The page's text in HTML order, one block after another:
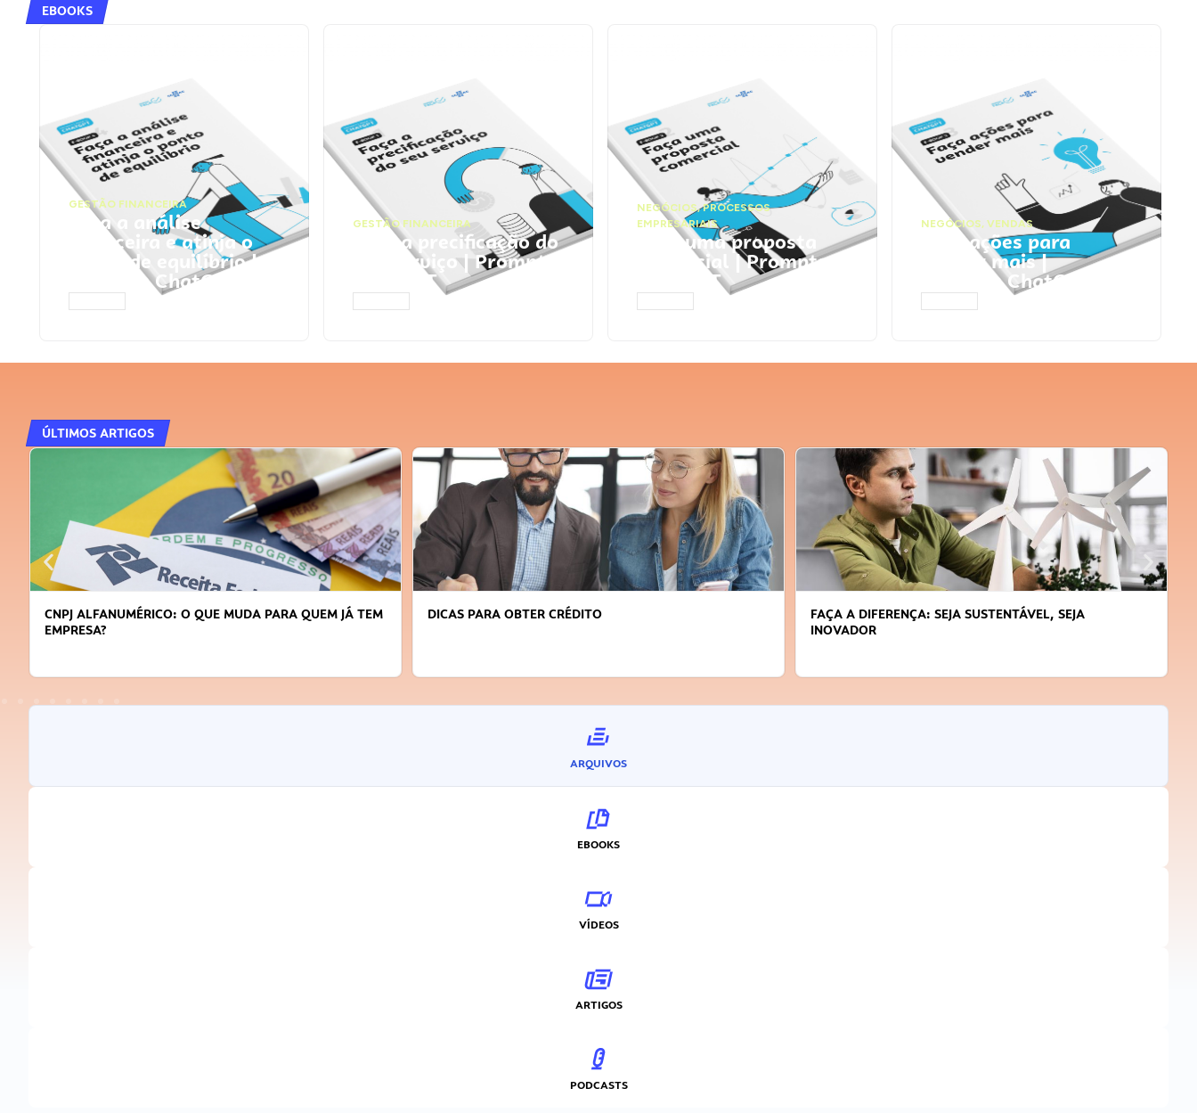
EBOOKS
GESTÃO FINANCEIRA
Faça a análise
financeira e atinja o
ponto de equilíbrio |
Prompts ChatGPT
GESTÃO FINANCEIRA
Faça a precificação do
seu serviço | Prompts
ChatGPT
NEGÓCIOS,PROCESSOS
EMPRESARIAIS
Faça uma proposta
comercial | Prompts
ChatGPT
NEGÓCIOS, VENDAS
Faça ações para
vender mais |
Prompts ChatGPT
ÚLTIMOS ARTIGOS
CNPJ ALFANUMÉRICO: O QUE MUDA PARA QUEM JÁ TEM
EMPRESA?
DICAS PARA OBTER CRÉDITO
FAÇA A DIFERENÇA: SEJA SUSTENTÁVEL, SEJA
INOVADOR
ARQUIVOS
EBOOKS
VÍDEOS
ARTIGOS
PODCASTS